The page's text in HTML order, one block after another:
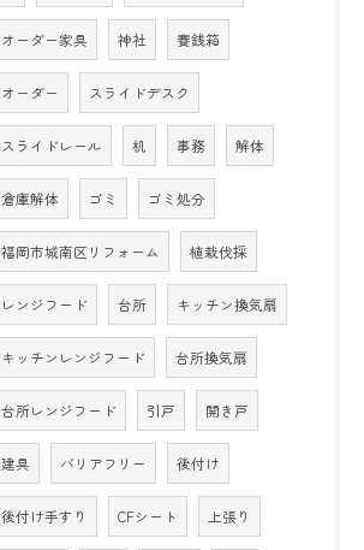
オーダー家具 神社 賽銭箱
オーダー スライドデスク
スライドレール 机 事務 解体
倉庫解体 ゴミ ゴミ処分
福岡市城南区リフォーム 植栽伐採
レンジフード 台所 キッチン換気扇
キッチンレンジフード 台所換気扇
台所レンジフード 引戸 開き戸
建具 バリアフリー 後付け
後付け手すり CFシート 上張り